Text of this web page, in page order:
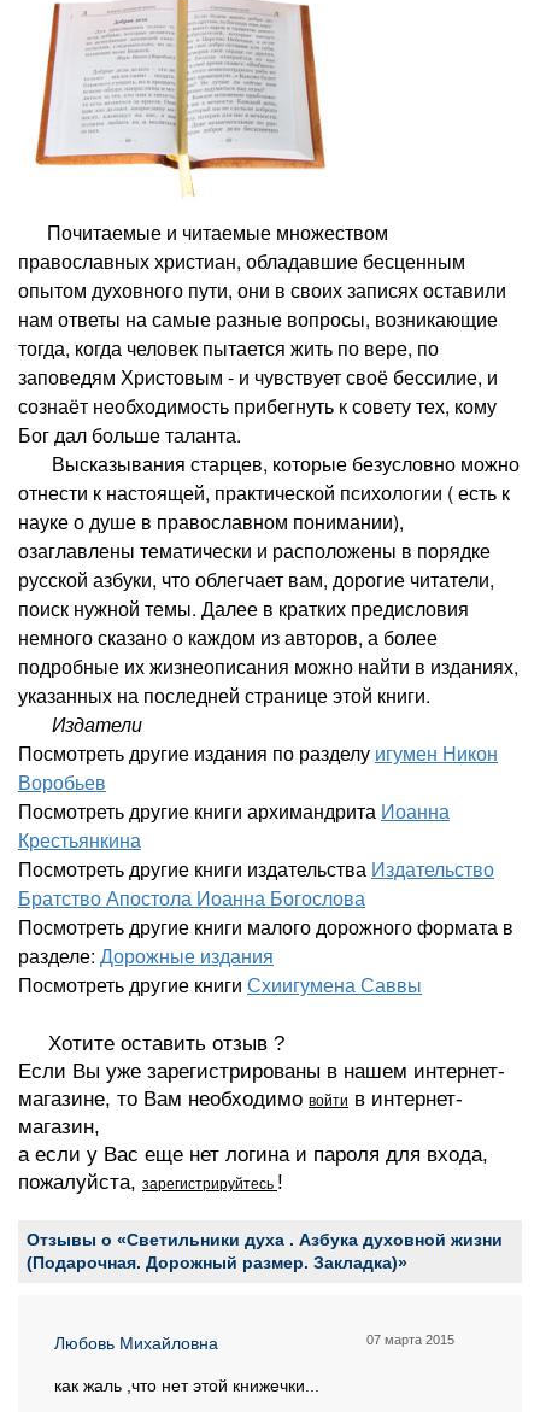
Почитаемые и читаемые множеством
православных христиан, обладавшие бесценным
опытом духовного пути, они в своих записях оставили
нам ответы на самые разные вопросы, возникающие
тогда, когда человек пытается жить по вере, по
заповедям Христовым - и чувствует своё бессилие, и
сознаёт необходимость прибегнуть к совету тех, кому
Бог дал больше таланта.
Высказывания старцев, которые безусловно можно
отнести к настоящей, практической психологии ( есть к
науке о душе в православном понимании),
озаглавлены тематически и расположены в порядке
русской азбуки, что облегчает вам, дорогие читатели,
поиск нужной темы. Далее в кратких предисловия
немного сказано о каждом из авторов, а более
подробные их жизнеописания можно найти в изданиях,
указанных на последней странице этой книги.
Издатели
Посмотреть другие издания по разделу игумен Никон
Воробьев
Посмотреть другие книги архимандрита Иоанна
Крестьянкина
Посмотреть другие книги издательства Издательство
Братство Апостола Иоанна Богослова
Посмотреть другие книги малого дорожного формата в
разделе: Дорожные издания
Посмотреть другие книги Схиигумена Саввы
Хотите оставить отзыв ?
Если Вы уже зарегистрированы в нашем интернет-
магазине, то Вам необходимо войти в интернет-
магазин,
а если у Вас еще нет логина и пароля для входа,
пожалуйста, зарегистрируйтесь !
Отзывы о «Светильники духа . Азбука духовной жизни
(Подарочная. Дорожный размер. Закладка)»
Любовь Михайловна 07 марта 2015
как жаль ,что нет этой книжечки...